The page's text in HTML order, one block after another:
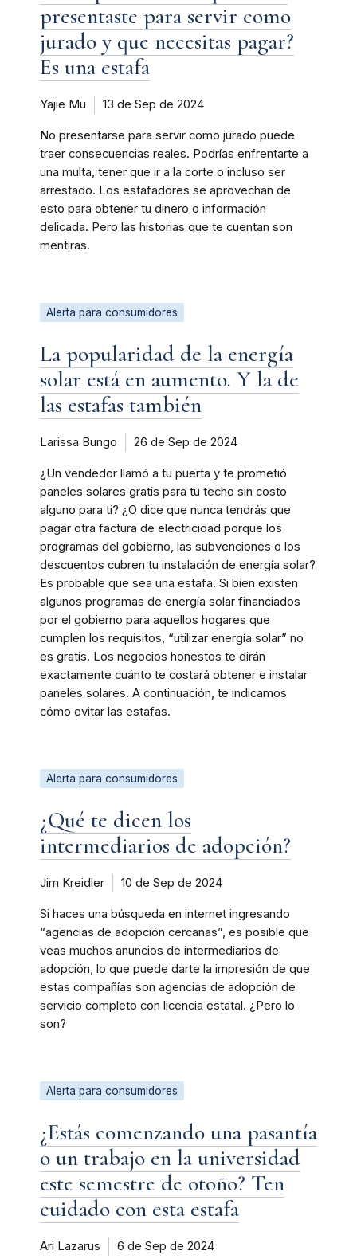
presentaste para servir como
jurado y que necesitas pagar?
Es una estafa
Yajie Mu 13 de Sep de 2024
No presentarse para servir como jurado puede
traer consecuencias reales. Podrías enfrentarte a
una multa, tener que ir a la corte o incluso ser
arrestado. Los estafadores se aprovechan de
esto para obtener tu dinero o información
delicada. Pero las historias que te cuentan son
mentiras.
Alerta para consumidores
La popularidad de la energía
solar está en aumento. Y la de
las estafas también
Larissa Bungo 26 de Sep de 2024
¿Un vendedor llamó a tu puerta y te prometió
paneles solares gratis para tu techo sin costo
alguno para ti? ¿O dice que nunca tendrás que
pagar otra factura de electricidad porque los
programas del gobierno, las subvenciones o los
descuentos cubren tu instalación de energía solar?
Es probable que sea una estafa. Si bien existen
algunos programas de energía solar financiados
por el gobierno para aquellos hogares que
cumplen los requisitos, “utilizar energía solar” no
es gratis. Los negocios honestos te dirán
exactamente cuánto te costará obtener e instalar
paneles solares. A continuación, te indicamos
cómo evitar las estafas.
Alerta para consumidores
¿Qué te dicen los
intermediarios de adopción?
Jim Kreidler 10 de Sep de 2024
Si haces una búsqueda en internet ingresando
“agencias de adopción cercanas”, es posible que
veas muchos anuncios de intermediarios de
adopción, lo que puede darte la impresión de que
estas compañías son agencias de adopción de
servicio completo con licencia estatal. ¿Pero lo
son?
Alerta para consumidores
¿Estás comenzando una pasantía
o un trabajo en la universidad
este semestre de otoño? Ten
cuidado con esta estafa
Ari Lazarus 6 de Sep de 2024